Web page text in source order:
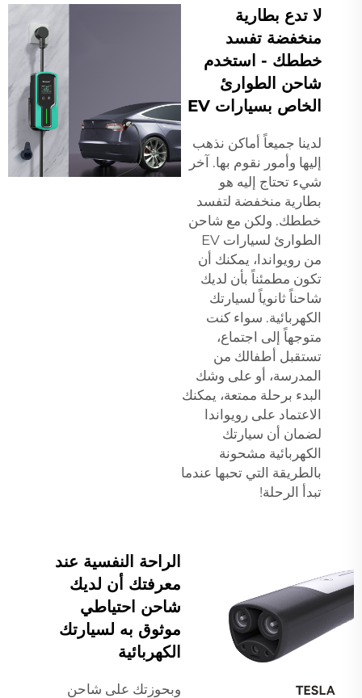
لا تدع بطارية
منخفضة تفسد
خططك - استخدم
شاحن الطوارئ
الخاص بسيارات EV
لدينا جميعاً أماكن نذهب
إليها وأمور نقوم بها. آخر
شيء تحتاج إليه هو
بطارية منخفضة لتفسد
خططك. ولكن مع شاحن
الطوارئ لسيارات EV
من رويواندا، يمكنك أن
تكون مطمئناً بأن لديك
شاحناً ثانوياً لسيارتك
الكهربائية. سواء كنت
متوجهاً إلى اجتماع،
تستقبل أطفالك من
المدرسة، أو على وشك
البدء برحلة ممتعة، يمكنك
الاعتماد على رويواندا
لضمان أن سيارتك
الكهربائية مشحونة
بالطريقة التي تحبها عندما
تبدأ الرحلة!
الراحة النفسية عند
معرفتك أن لديك
شاحن احتياطي
موثوق به لسيارتك
الكهربائية
وبحوزتك على شاحن